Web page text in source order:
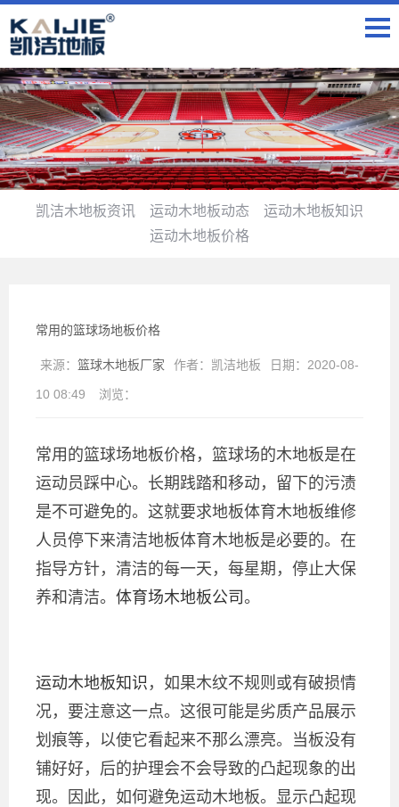
凯洁木地板资讯 运动木地板动态
运动木地板知识
运动木地板价格
常用的篮球场地板价格
来源： 篮球木地板厂家 作者： 凯洁地板 日期： 2020-08-
10 08:49 浏览：
常用的篮球场地板价格，篮球场的木地板是在
运动员踩中心。长期践踏和移动，留下的污渍
是不可避免的。这就要求地板体育木地板维修
人员停下来清洁地板体育木地板是必要的。在
指导方针，清洁的每一天，每星期，停止大保
养和清洁。 体育场木地板公司。
运动木地板知识 ，如果木纹不规则或有破损情
况，要注意这一点。这很可能是劣质产品展示
划痕等，以使它看起来不那么漂亮。当板没有
铺好好，后的护理会不会导致的凸起现象的出
现。因此，如何避免运动木地板。显示凸起现